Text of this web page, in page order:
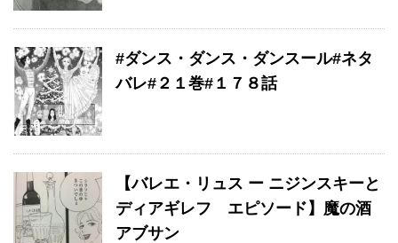
#ダンス・ダンス・ダンスール#ネタ
バレ#２１巻#１７８話
【バレエ・リュス ー ニジンスキーと
ディアギレフ エピソード】魔の酒
アブサン